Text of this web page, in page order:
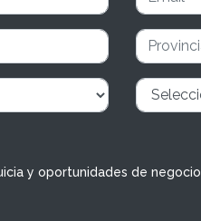
y oportunidades de negocio